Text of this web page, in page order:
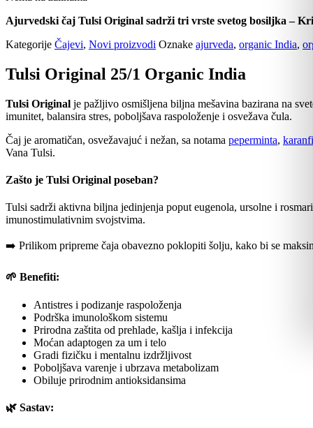
Ajurvedski čaj Tulsi Original sadrži tri vrste svetog bosiljka –
Kategorije Čajevi, Novi proizvodi Oznake ajurveda, organic India,
Tulsi Original 25/1 Organic India
Tulsi Original je pažljivo osmišljena biljna mešavina bazirana na
imunitet, balansira stres, poboljšava raspoloženje i osvežava čula.
Čaj je aromatičan, osvežavajuć i nežan, sa notama peperminta,
Vana Tulsi.
Zašto je Tulsi Original poseban?
Tulsi sadrži aktivna biljna jedinjenja poput eugenola, ursolne i
imunostimulativnim svojstvima.
➡️ Prilikom pripreme čaja obavezno poklopiti šolju, kako bi se
🌱 Benefiti:
Antistres i podizanje raspoloženja
Podrška imunološkom sistemu
Prirodna zaštita od prehlade, kašlja i infekcija
Moćan adaptogen za um i telo
Gradi fizičku i mentalnu izdržljivost
Poboljšava varenje i ubrzava metabolizam
Obiluje prirodnim antioksidansima
🌿 Sastav: